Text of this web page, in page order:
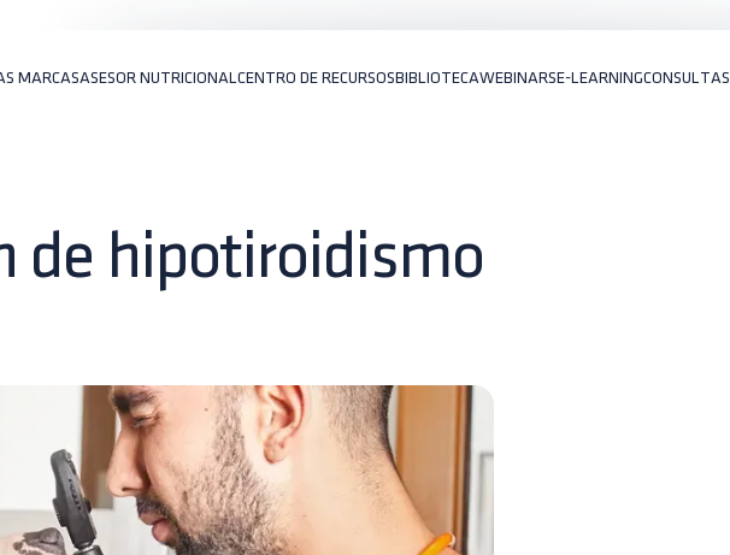
MARCASASESOR NUTRICIONAL CENTRO DE RECURSOSBIBLIOTECAWEBINARSE-LEARNINGCONSULTAS
de hipotiroidismo